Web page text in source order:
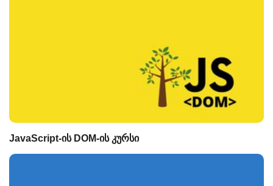
JavaScript-ის DOM-ის კურსი